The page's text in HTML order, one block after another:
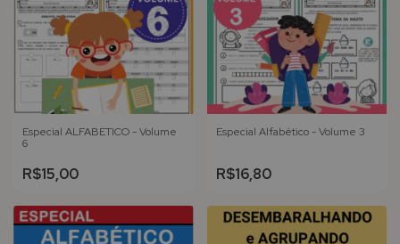
Especial ALFABÉTICO - Volume
6
R$15,00
Especial Alfabético - Volume 3
R$16,80